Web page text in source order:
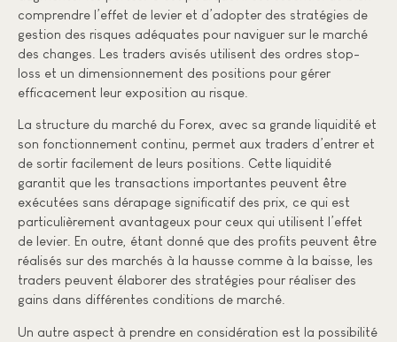
comprendre l’effet de levier et d’adopter des stratégies de
gestion des risques adéquates pour naviguer sur le marché
des changes. Les traders avisés utilisent des ordres stop-
loss et un dimensionnement des positions pour gérer
efficacement leur exposition au risque.
La structure du marché du Forex, avec sa grande liquidité et
son fonctionnement continu, permet aux traders d’entrer et
de sortir facilement de leurs positions. Cette liquidité
garantit que les transactions importantes peuvent être
exécutées sans dérapage significatif des prix, ce qui est
particulièrement avantageux pour ceux qui utilisent l’effet
de levier. En outre, étant donné que des profits peuvent être
réalisés sur des marchés à la hausse comme à la baisse, les
traders peuvent élaborer des stratégies pour réaliser des
gains dans différentes conditions de marché.
Un autre aspect à prendre en considération est la possibilité